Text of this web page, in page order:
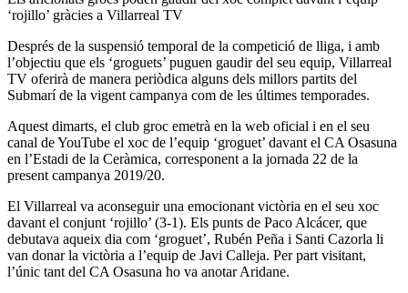
‘rojillo’ gràcies a Villarreal TV
Després de la suspensió temporal de la competició de lliga, i amb
l’objectiu que els ‘groguets’ puguen gaudir del seu equip, Villarreal
TV oferirà de manera periòdica alguns dels millors partits del
Submarí de la vigent campanya com de les últimes temporades.
Aquest dimarts, el club groc emetrà en la web oficial i en el seu
canal de YouTube el xoc de l’equip ‘groguet’ davant el CA Osasuna
en l’Estadi de la Ceràmica, corresponent a la jornada 22 de la
present campanya 2019/20.
El Villarreal va aconseguir una emocionant victòria en el seu xoc
davant el conjunt ‘rojillo’ (3-1). Els punts de Paco Alcácer, que
debutava aqueix dia com ‘groguet’, Rubén Peña i Santi Cazorla li
van donar la victòria a l’equip de Javi Calleja. Per part visitant,
l’únic tant del CA Osasuna ho va anotar Aridane.